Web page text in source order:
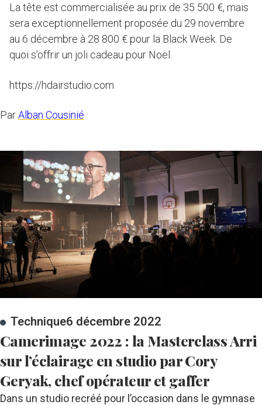
La tête est commercialisée au prix de 35 500 €, mais
sera exceptionnellement proposée du 29 novembre
au 6 décembre à 28 800 € pour la Black Week. De
quoi s’offrir un joli cadeau pour Noël.
https://hdairstudio.com
ParAlban Cousinié
Technique6 décembre 2022
Camerimage 2022 : la Masterclass Arri
sur l’éclairage en studio par Cory
Geryak, chef opérateur et gaffer
Dans un studio recréé pour l’occasion dans le gymnase